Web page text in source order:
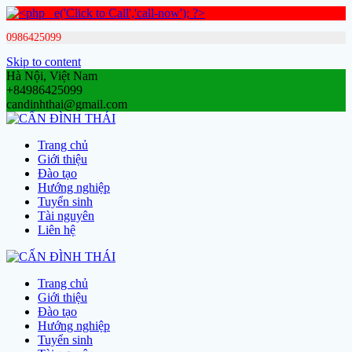
0986425099
Skip to content
Hà Nội, Việt Nam
+84986425099
candinhthai@gmail.com
Trang chủ
Giới thiệu
Đào tạo
Hướng nghiệp
Tuyển sinh
Tài nguyên
Liên hệ
Trang chủ
Giới thiệu
Đào tạo
Hướng nghiệp
Tuyển sinh